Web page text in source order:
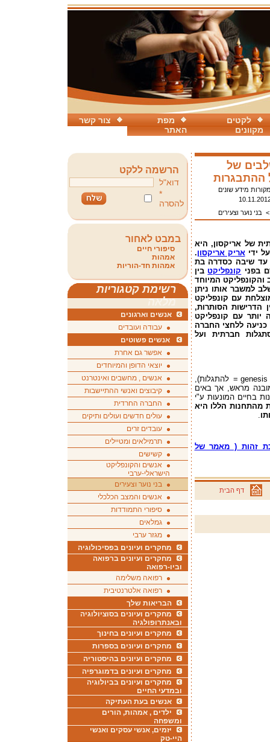
צור קשר
מפת
האתר
לקטים
מקוונים
של
ההתבגרות
מידע שונים
בני נוער וצעירים
של אריקסון, היא
ידיאריק אריקסון.
שיבה כסדרה בת
בפני קונפליקט בין
והקונפליקט המיוחד
למשבר אותו ניתן
עם קונפליקט
הדרישות הסותרות,
יותר עם קונפליקט
ללחצי החברה
חברתית ועל
(epi = עומד, genesis = להתגלות),
מראש, אך באים
בחיים המונעות ע"י
מהתחנות הללו היא
.
זהות ( מאמר של
דף הבית
הרשמה ללקט
דוא"ל
*
להסרה
במבט לאחור
סיפורי חיים
אמהות
אמהות חד-הוריות
רשימת קטגוריות
מלאה
אנשים וארגונים
עבודה ועובדים
אנשים פשוטים
אפשר גם אחרת
יוצאי הדופן והמיוחדים
אנשים , מחשבים ואינטרנט
קיבוצים ואנשי ההתיישבות
החברה החרדית
עולים חדשים ועולים ותיקים
עובדים זרים
תרמילאים ומטיילים
קשישים
אנשים והקונפליקט
הישראלי-ערבי
בני נוער וצעירים
אנשים והמצב הכלכלי
סיפורי התמודדות
גמלאים
מגזר ערבי
מחקרים ועיונים בפסיכולוגיה
מחקרים ועיונים ברפואה
וביו-רפואה
רפואה משלימה
רפואה אלטרנטיבית
הבריאות שלך
מחקרים ועיונים בסוציולוגיה
ובאנתרופולגיה
מחקרים ועיונים בחינוך
מחקרים ועיונים בספרות
מחקרים ועיונים בהיסטוריה
מחקרים ועיונים בדמוגרפיה
מחקרים ועיונים בביולוגיה
ובמדעי החיים
אנשים בעת העתיקה
ילדים , אמהות, הורים
ומשפחה
יזמים, אנשי עסקים ואנשי
היי-טק